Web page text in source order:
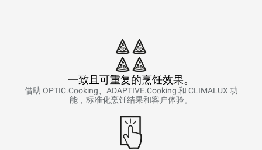
一致且可重复的烹饪效果。
借助 OPTIC.Cooking、ADAPTIVE.Cooking 和 CLIMALUX 功
能，标准化烹饪结果和客户体验。